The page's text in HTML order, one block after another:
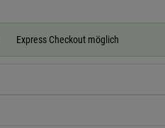
Express Checkout möglich